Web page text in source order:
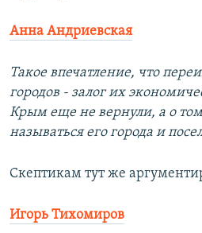
Анна Андриевская
Такое впечатление, что
городов - залог их
Крым еще не вернули, а о
называться его города и
Скептикам тут же
Игорь Тихомиров